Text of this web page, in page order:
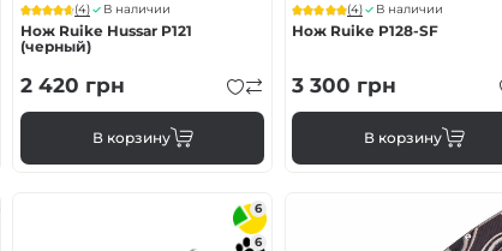
(4) В наличии
Нож Ruike Hussar Р121
(черный)
2 420 грн
В корзину
(4) В наличии
Нож Ruike P128-SF
3 300 грн
В корзину
6
6